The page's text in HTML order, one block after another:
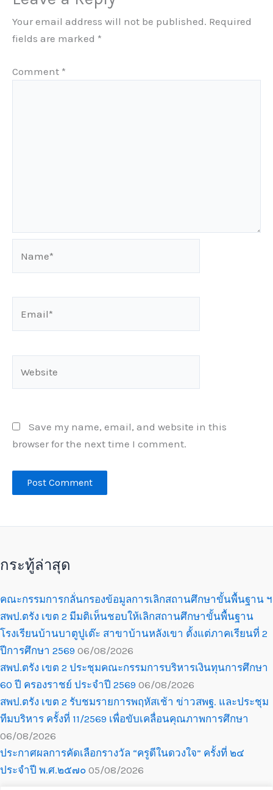
Your email address will not be published. Required
fields are marked *
Comment *
Save my name, email, and website in this
browser for the next time I comment.
กระทู้ล่าสุด
คณะกรรมการกลั่นกรองข้อมูลการเลิกสถานศึกษาขั้นพื้นฐาน ฯ
สพป.ตรัง เขต 2 มีมติเห็นชอบให้เลิกสถานศึกษาขั้นพื้นฐาน
โรงเรียนบ้านบาตูปูเต๊ะ สาขาบ้านหลังเขา ตั้งแต่ภาคเรียนที่ 2
ปีการศึกษา 2569 06/08/2026
สพป.ตรัง เขต 2 ประชุมคณะกรรมการบริหารเงินทุนการศึกษา
60 ปี ครองราชย์ ประจำปี 2569 06/08/2026
สพป.ตรัง เขต 2 รับชมรายการพฤหัสเช้า ข่าวสพฐ. และประชุม
ทีมบริหาร ครั้งที่ 11/2569 เพื่อขับเคลื่อนคุณภาพการศึกษา
06/08/2026
ประกาศผลการคัดเลือกรางวัล “ครูดีในดวงใจ” ครั้งที่ ๒๔
ประจำปี พ.ศ.๒๕๗๐ 05/08/2026